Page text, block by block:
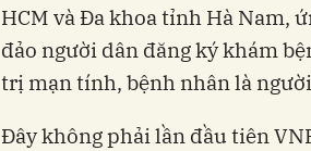
HCM và Đa khoa tỉnh Hà Nam,
đảo người dân đăng ký khám
trị mạn tính, bệnh nhân là
Đây không phải lần đầu tiên